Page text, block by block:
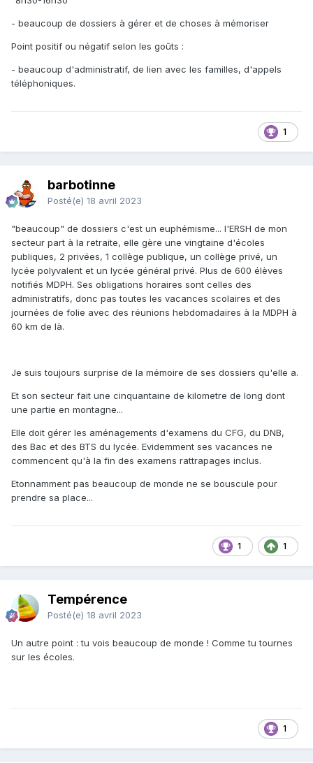
- beaucoup de dossiers à gérer et de choses à mémoriser
Point positif ou négatif selon les goûts :
- beaucoup d'administratif, de lien avec les familles, d'appels
téléphoniques.
1
barbotinne
Posté(e) 18 avril 2023
"beaucoup" de dossiers c'est un euphémisme... l'ERSH de mon
secteur part à la retraite, elle gère une vingtaine d'écoles
publiques, 2 privées, 1 collège publique, un collège privé, un
lycée polyvalent et un lycée général privé. Plus de 600 élèves
notifiés MDPH. Ses obligations horaires sont celles des
administratifs, donc pas toutes les vacances scolaires et des
journées de folie avec des réunions hebdomadaires à la MDPH à
60 km de là.
Je suis toujours surprise de la mémoire de ses dossiers qu'elle a.
Et son secteur fait une cinquantaine de kilometre de long dont
une partie en montagne...
Elle doit gérer les aménagements d'examens du CFG, du DNB,
des Bac et des BTS du lycée. Evidemment ses vacances ne
commencent qu'à la fin des examens rattrapages inclus.
Etonnamment pas beaucoup de monde ne se bouscule pour
prendre sa place...
1 1
Tempérence
Posté(e) 18 avril 2023
Un autre point : tu vois beaucoup de monde ! Comme tu tournes
sur les écoles.
1